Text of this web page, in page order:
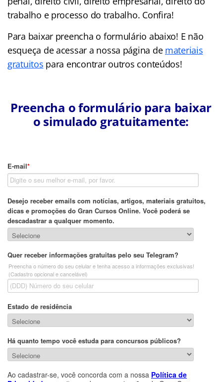
trabalho e processo do trabalho. Confira!
Para baixar preencha o formulário abaixo! E não
esqueça de acessar a nossa página de materiais
gratuitos para encontrar outros conteúdos!
Preencha o formulário para baixar
o simulado gratuitamente: